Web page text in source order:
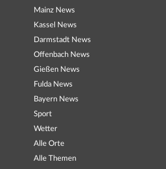
Mainz News
Kassel News
Darmstadt News
Offenbach News
Gießen News
Fulda News
Bayern News
Sport
Wetter
Alle Orte
Alle Themen